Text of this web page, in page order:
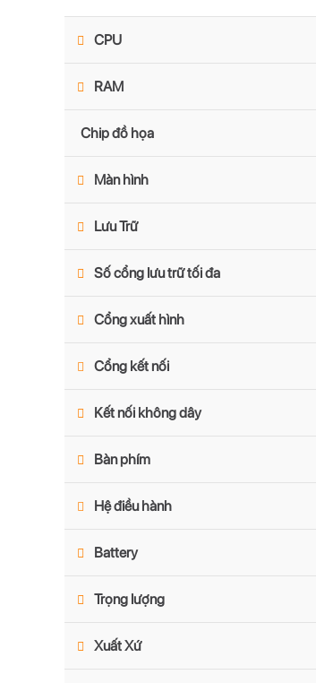
CPU
RAM
Chip đồ họa
Màn hình
Lưu Trữ
Số cổng lưu trữ tối đa
Cổng xuất hình
Cổng kết nối
Kết nối không dây
Bàn phím
Hệ điều hành
Battery
Trọng lượng
Xuất Xứ